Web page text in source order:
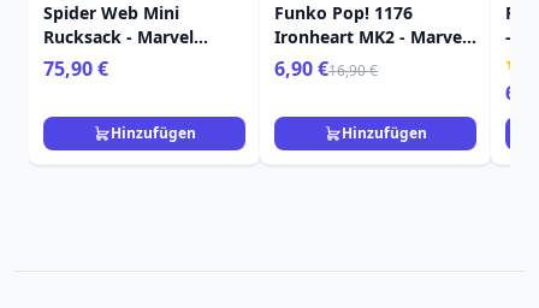
Spider Web Mini
Rucksack - Marvel
Loungefly Spider-Man
75,90 €
Hinzufügen
Funko Pop! 1176
Ironheart MK2 - Marvel
Black Panther Wakanda
Forever
6,90 €16,90 €
Hinzufügen
-